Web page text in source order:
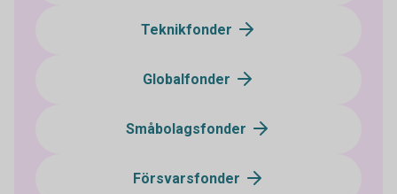
Teknikfonder
Globalfonder
Småbolagsfonder
Försvarsfonder